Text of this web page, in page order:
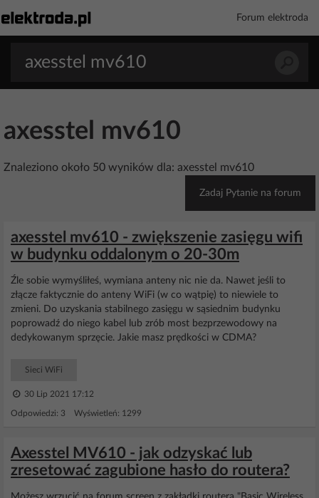
Forum elektroda
axesstel mv610
Znaleziono około 50 wyników dla: axesstel mv610
Zadaj Pytanie na forum
axesstel mv610 - zwiększenie zasięgu wifi
w budynku oddalonym o 20-30m
Źle sobie wymyśliłeś, wymiana anteny nic nie da. Nawet jeśli to
złącze faktycznie do anteny WiFi (w co wątpię) to niewiele to
zmieni. Do uzyskania stabilnego zasięgu w sąsiednim budynku
poprowadź do niego kabel lub zrób most bezprzewodowy na
dedykowanym sprzęcie. Jakie masz prędkości w CDMA?
Sieci WiFi
30 Lip 2021 17:12
Odpowiedzi: 3 Wyświetleń: 1299
Axesstel MV610 - jak odzyskać lub
zresetować zagubione hasło do routera?